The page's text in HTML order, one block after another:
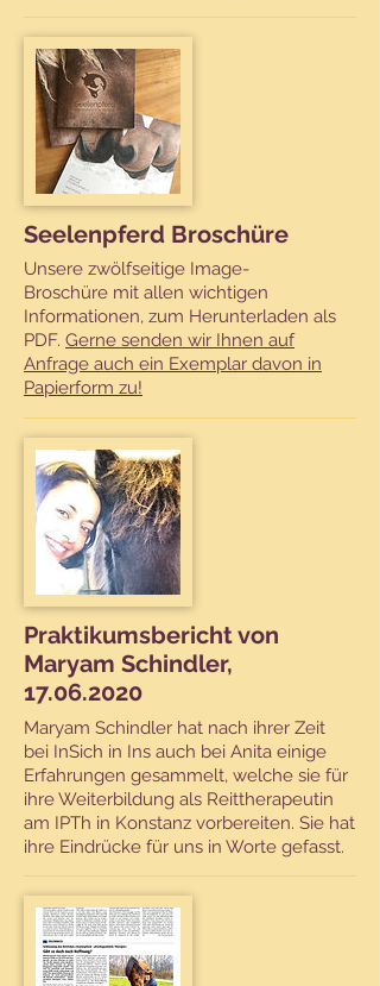
Seelenpferd Broschüre
Unsere zwölfseitige Image-
Broschüre mit allen wichtigen
Informationen, zum Herunterladen als
PDF. Gerne senden wir Ihnen auf
Anfrage auch ein Exemplar davon in
Papierform zu!
Praktikumsbericht von
Maryam Schindler,
17.06.2020
Maryam Schindler hat nach ihrer Zeit
bei InSich in Ins auch bei Anita einige
Erfahrungen gesammelt, welche sie für
ihre Weiterbildung als Reittherapeutin
am IPTh in Konstanz vorbereiten. Sie hat
ihre Eindrücke für uns in Worte gefasst.